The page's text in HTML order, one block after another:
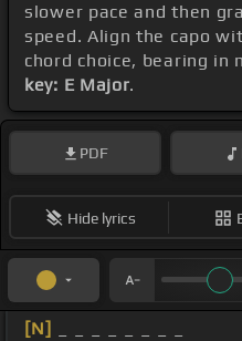
slower pace and then
speed. Align the capo
chord choice, bearing in
key: E Major.
PDF
Hide lyrics
[N]